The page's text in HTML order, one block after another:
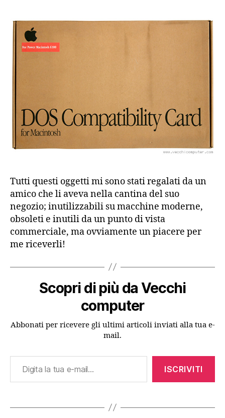
Tutti questi oggetti mi sono stati regalati da un
amico che li aveva nella cantina del suo
negozio; inutilizzabili su macchine moderne,
obsoleti e inutili da un punto di vista
commerciale, ma ovviamente un piacere per
me riceverli!
Scopri di più da Vecchi
computer
Abbonati per ricevere gli ultimi articoli inviati alla tua e-
mail.
Digita la tua e-mail...
ISCRIVITI